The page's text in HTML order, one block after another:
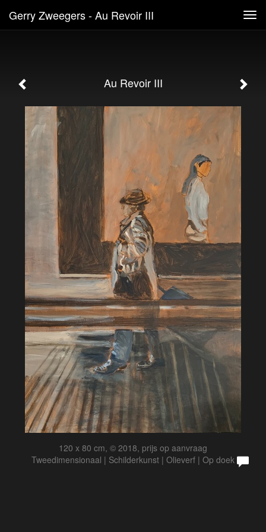
Gerry Zweegers - Au Revoir III
Au Revoir III
120 x 80 cm, © 2018, prijs op aanvraag
Tweedimensionaal | Schilderkunst | Olieverf | Op doek